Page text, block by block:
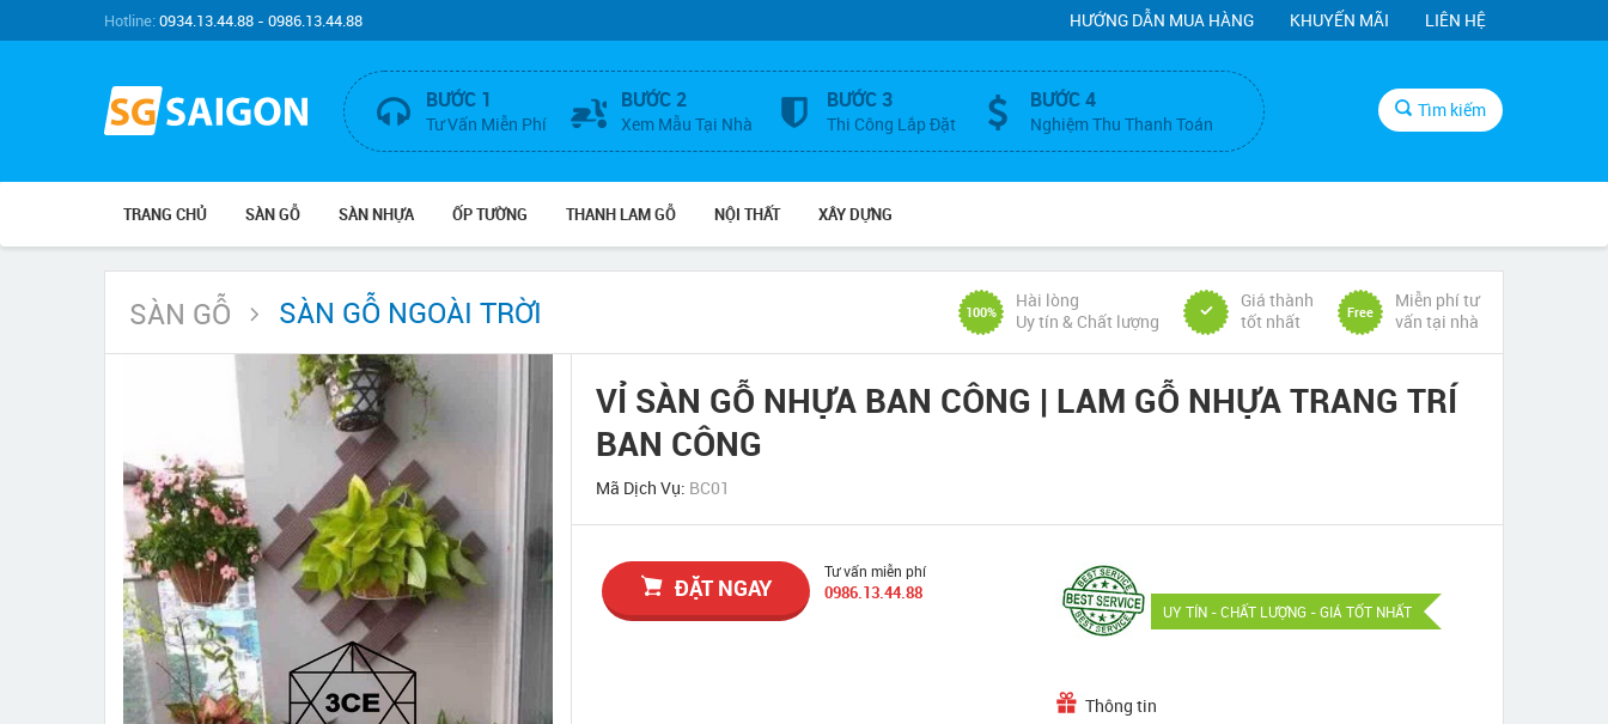
Hotline:0934.13.44.88 - 0986.13.44.88 HƯỚNG DẪN MUA HÀNG KHUYẾN MÃI LIÊN HỆ
BƯỚC 1
Tư Vấn Miễn Phí
BƯỚC 2
Xem Mẫu Tại Nhà
BƯỚC 3
Thi Công Lắp Đặt
BƯỚC 4
Nghiệm Thu Thanh Toán
Tìm kiếm
TRANG CHỦ SÀN GỖ SÀN NHỰA ỐP TƯỜNG THANH LAM GỖ NỘI THẤT XÂY DỰNG
SÀN GỖ SÀN GỖ NGOÀI TRỜI 100%
Hài lòng
Uy tín & Chất lượng
Giá thành
tốt nhất
Free
Miễn phí tư
vấn tại nhà
VỈ SÀN GỖ NHỰA BAN CÔNG | LAM GỖ NHỰA TRANG TRÍ
BAN CÔNG
Mã Dịch Vụ: BC01
ĐẶT NGAY
Tư vấn miễn phí
0986.13.44.88
UY TÍN - CHẤT LƯỢNG - GIÁ TỐT NHẤT
Thông tin